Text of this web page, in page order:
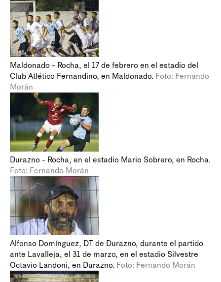
Maldonado - Rocha, el 17 de febrero en el estadio del
Club Atlético Fernandino, en Maldonado. Foto: Fernando
Morán
Durazno - Rocha, en el estadio Mario Sobrero, en Rocha.
Foto: Fernando Morán
Alfonso Domínguez, DT de Durazno, durante el partido
ante Lavalleja, el 31 de marzo, en el estadio Silvestre
Octavio Landoni, en Durazno. Foto: Fernando Morán